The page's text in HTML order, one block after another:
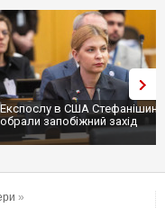
Експослу в США
обрали запобіжний захід
»